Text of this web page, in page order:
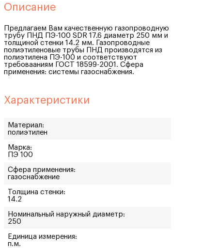
Описание
Предлагаем Вам качественную газопроводную
трубу ПНД ПЭ-100 SDR 17.6 диаметр 250 мм и
толщиной стенки 14.2 мм. Газопроводные
полиэтиленовые трубы ПНД производятся из
полиэтилена ПЭ-100 и соответствуют
требовааниям ГОСТ 18599-2001. Сфера
применения: системы газоснабжения.
Характеристики
Материал:
полиэтилен
Марка:
ПЭ 100
Сфера применения:
газоснабжение
Толщина стенки:
14.2
Номинальный наружный диаметр:
250
Единица измерения:
п.м.